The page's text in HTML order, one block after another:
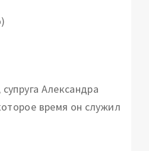
Александра
время он служил